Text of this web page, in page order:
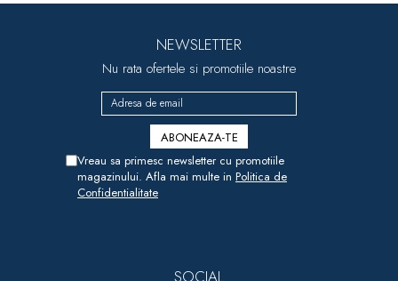
NEWSLETTER
Nu rata ofertele si promotiile noastre
Vreau sa primesc newsletter cu promotiile
magazinului. Afla mai multe in Politica de
Confidentialitate
SOCIAL